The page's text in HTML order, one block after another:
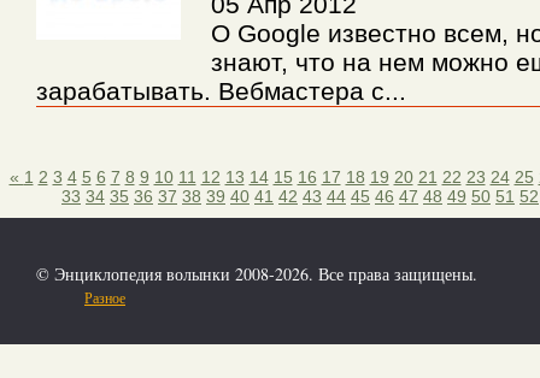
О Google известно всем,
знают, что на нем можно
зарабатывать. Вебмастера с...
« 1 2 3 4 5 6 7 8 9 10 11 12 13 14 15 16 17 18 19 20 21 22 23 24 25
33 34 35 36 37 38 39 40 41 42 43 44 45 46 47 48 49 50 51 52
© Энциклопедия волынки 2008-2026. Все права защищены.
Разное